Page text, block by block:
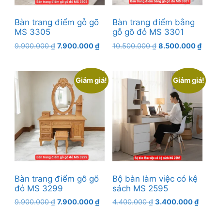
Bàn trang điểm gỗ gõ
MS 3305
9.900.000₫ Giá
9.900.000 ₫.
7.900.000₫Giá
là:
7.900.000 ₫.
Bàn trang điểm bằng
gỗ gõ đỏ MS 3301
10.500.000₫ Giá
10.500.000 ₫.
8.500.000₫Giá
là:
Giảm giá!
Bàn trang điểm gỗ gõ
đỏ MS 3299
9.900.000₫ Giá
7.900.000₫Giá
Giảm giá!
Bộ bàn làm việc có kệ
sách MS 2595
4.400.000₫ Giá
3.400.000₫Giá